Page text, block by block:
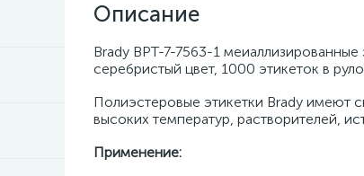
Описание
Brady BPT-7-7563-1
серебристый цвет, 1000 этикеток в
Полиэстеровые этикетки Brady имеют
высоких температур, растворителей,
Применение: